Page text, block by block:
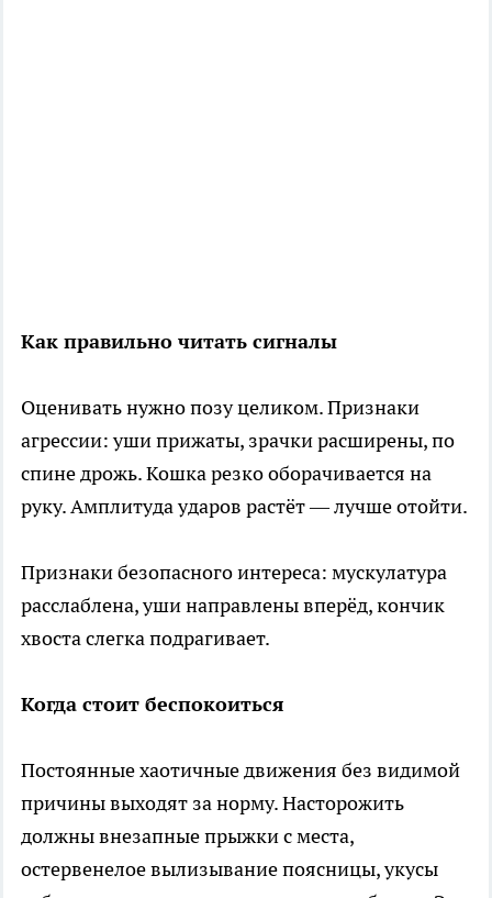
Как правильно читать сигналы
Оценивать нужно позу целиком. Признаки
агрессии: уши прижаты, зрачки расширены, по
спине дрожь. Кошка резко оборачивается на
руку. Амплитуда ударов растёт — лучше отойти.
Признаки безопасного интереса: мускулатура
расслаблена, уши направлены вперёд, кончик
хвоста слегка подрагивает.
Когда стоит беспокоиться
Постоянные хаотичные движения без видимой
причины выходят за норму. Насторожить
должны внезапные прыжки с места,
остервенелое вылизывание поясницы, укусы